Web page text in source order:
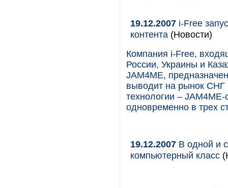
19.12.2007 i-Free
контента (Новости)
Компания i-Free,
России, Украины и
JAM4ME,
выводит на рынок СНГ
технологии – JAM4ME-
одновременно в трех
19.12.2007 В одной и
компьютерный класс